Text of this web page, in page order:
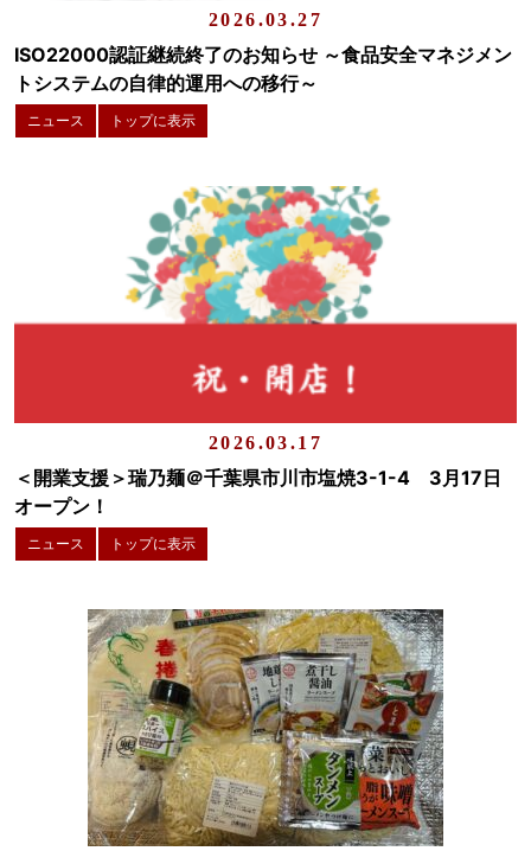
2026.03.27
ISO22000認証継続終了のお知らせ ～食品安全マネジメン
トシステムの自律的運用への移行～
ニュース トップに表示
2026.03.17
＜開業支援＞瑞乃麺＠千葉県市川市塩焼3-1-4 3月17日
オープン！
ニュース トップに表示